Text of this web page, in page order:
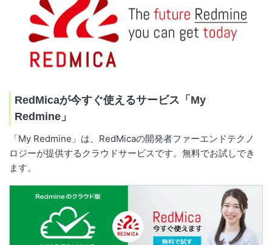
RedMicaが今すぐ使えるサービス「My
Redmine」
「My Redmine」は、RedMicaの開発者ファーエンドテクノ
ロジーが提供するクラウドサービスです。無料でお試しでき
ます。